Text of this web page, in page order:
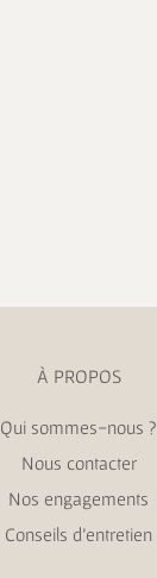
À PROPOS
Qui sommes-nous ?
Nous contacter
Nos engagements
Conseils d’entretien